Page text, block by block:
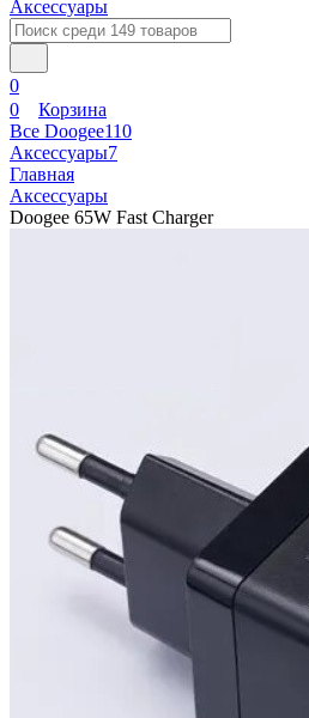
Аксессуары
0
0
Корзина
Все Doogee110
Аксессуары7
Главная
Аксессуары
Doogee 65W Fast Charger